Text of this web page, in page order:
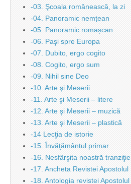
-03. Şcoala românească, la zi
-04. Panoramic nemțean
-05. Panoramic romașcan
-06. Paşi spre Europa
-07. Dubito, ergo cogito
-08. Cogito, ergo sum
-09. Nihil sine Deo
-10. Arte şi Meserii
-11. Arte şi Meserii – litere
-12. Arte şi Meserii – muzică
-13. Arte şi Meserii – plastică
-14 Lecţia de istorie
-15. Învăţământul primar
-16. Nesfârşita noastră tranziţie
-17. Ancheta Revistei Apostolul
-18. Antologia revistei Apostolul